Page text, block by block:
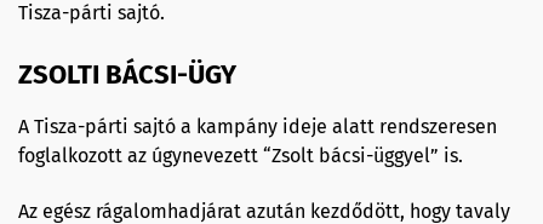
Tisza-párti sajtó.
ZSOLTI BÁCSI-ÜGY
A Tisza-párti sajtó a kampány ideje alatt rendszeresen
foglalkozott az úgynevezett “Zsolt bácsi-üggyel” is.
Az egész rágalomhadjárat azután kezdődött, hogy tavaly